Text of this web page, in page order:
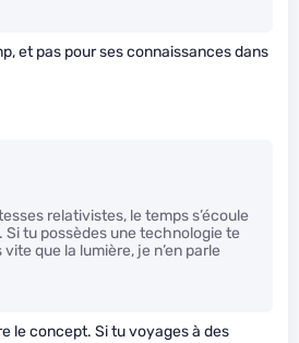
et pas pour ses connaissances dans
relativistes, le temps s’écoule
tu possèdes une technologie te
que la lumière, je n’en parle
le concept. Si tu voyages à des